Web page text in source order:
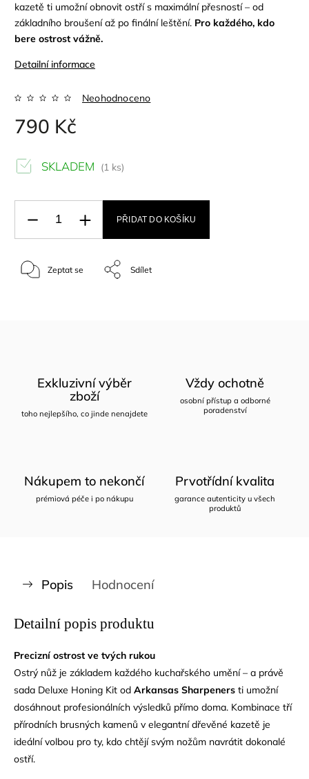
kazetě ti umožní obnovit ostří s maximální přesností – od
základního broušení až po finální leštění. Pro každého, kdo
bere ostrost vážně.
Detailní informace
Neohodnoceno
790 Kč
SKLADEM (1 ks)
PŘIDAT DO KOŠÍKU
Zeptat se Sdílet
Exkluzivní výběr
zboží
toho nejlepšího, co jinde nenajdete
Vždy ochotně
osobní přístup a odborné
poradenství
Nákupem to nekončí
prémiová péče i po nákupu
Prvotřídní kvalita
garance autenticity u všech
produktů
Popis Hodnocení
Detailní popis produktu
Precizní ostrost ve tvých rukou
Ostrý nůž je základem každého kuchařského umění – a právě
sada Deluxe Honing Kit od Arkansas Sharpeners ti umožní
dosáhnout profesionálních výsledků přímo doma. Kombinace tří
přírodních brusných kamenů v elegantní dřevěné kazetě je
ideální volbou pro ty, kdo chtějí svým nožům navrátit dokonalé
ostří.